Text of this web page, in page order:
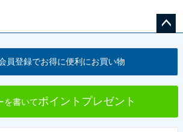
へ
員登録でお得に便利にお買い物
を書いてポイントプレゼント